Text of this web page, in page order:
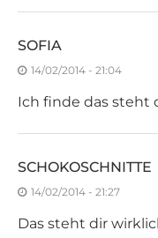
SOFIA
14/02/2014 - 21:04
Ich finde das steht
SCHOKOSCHNITTE
14/02/2014 - 21:27
Das steht dir